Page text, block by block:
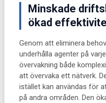
Minskade
ökad
Genom att eliminera
underhålla agenter på
övervakning både
att övervaka ett nätverk.
istället kan användas för
på andra områden. Den